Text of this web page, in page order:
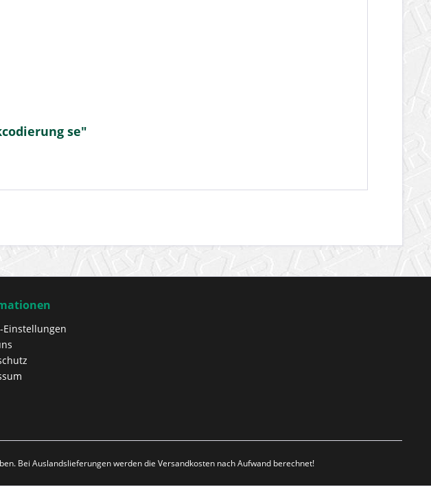
se"
Einstellungen
Bei Auslandslieferungen werden die Versandkosten nach Aufwand berechnet!